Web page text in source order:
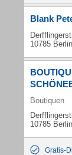
Blank
10785
Boutiquen
10785
Gratis-